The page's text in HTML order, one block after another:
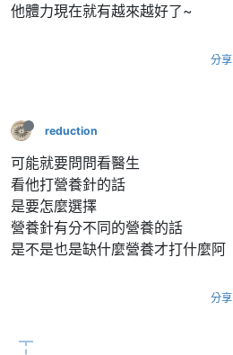
他體力現在就有越來越好了~
分享
reduction
可能就要問問看醫生
看他打營養針的話
是要怎麼選擇
營養針有分不同的營養的話
是不是也是缺什麼營養才打什麼阿
分享